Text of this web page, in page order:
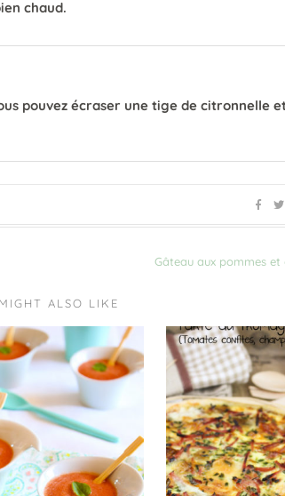
chaud.
pouvez écraser une tige de citronnelle
Gâteau aux pommes et
ALSO LIKE